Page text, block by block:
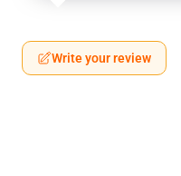
Write your review